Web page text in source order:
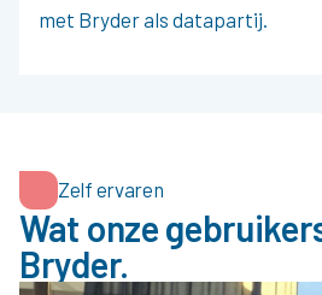
met Bryder als datapartij.
Zelf ervaren
Wat onze
Bryder.